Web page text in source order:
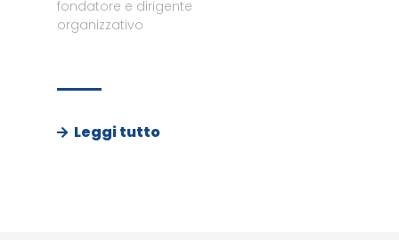
fondatore e dirigente
organizzativo
Leggi tutto